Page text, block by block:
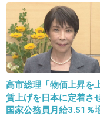
靴擦れしないで
靴擦れして足に
いクッションシ
ズきつくなるし
高市総理「物価上昇を
賃上げを日本に定着さ
国家公務員月給3.51％